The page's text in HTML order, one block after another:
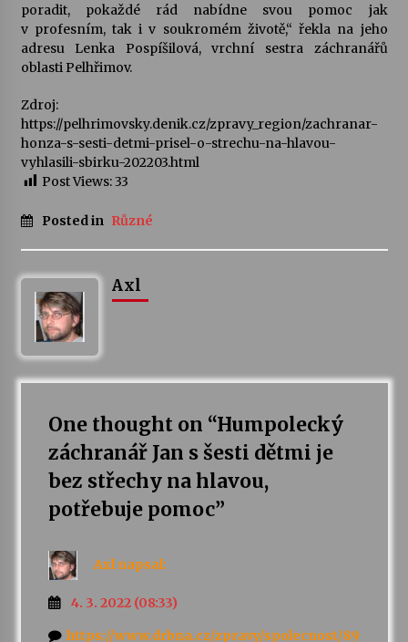
Ozvěny prázdnin
Za kulturou kousek za Humpolec. V Želivě ožije
odkaz Josefa Čapka
13. 7. 2026
Želiv
3. 7. 2026
Petr Adamec – Malovaný svět
poradit, pokaždé rád nabídne svou pomoc jak
v profesním, tak i v soukromém životě,“ řekla na jeho
adresu Lenka Pospíšilová, vrchní sestra záchranářů
oblasti Pelhřimov.
Zdroj:
https://pelhrimovsky.denik.cz/zpravy_region/zachranar-
honza-s-sesti-detmi-prisel-o-strechu-na-hlavou-
vyhlasili-sbirku-202203.html
Post Views:33
Posted in Různé
Axl
One thought on “Humpolecký
záchranář Jan s šesti dětmi je
bez střechy na hlavou,
potřebuje pomoc”
Axl napsal:
4. 3. 2022 (08:33)
https://www.drbna.cz/zpravy/spolecnost/89